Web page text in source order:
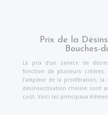
Prix de la
Bouches-
Le prix d’un service de
fonction de plusieurs
l’ampleur de la prolifération,
désinsectisation choisie sont
coût. Voici les principaux